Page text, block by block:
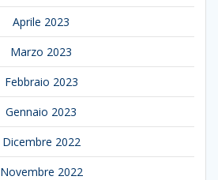
Aprile 2023
Marzo 2023
Febbraio 2023
Gennaio 2023
Dicembre 2022
Novembre 2022